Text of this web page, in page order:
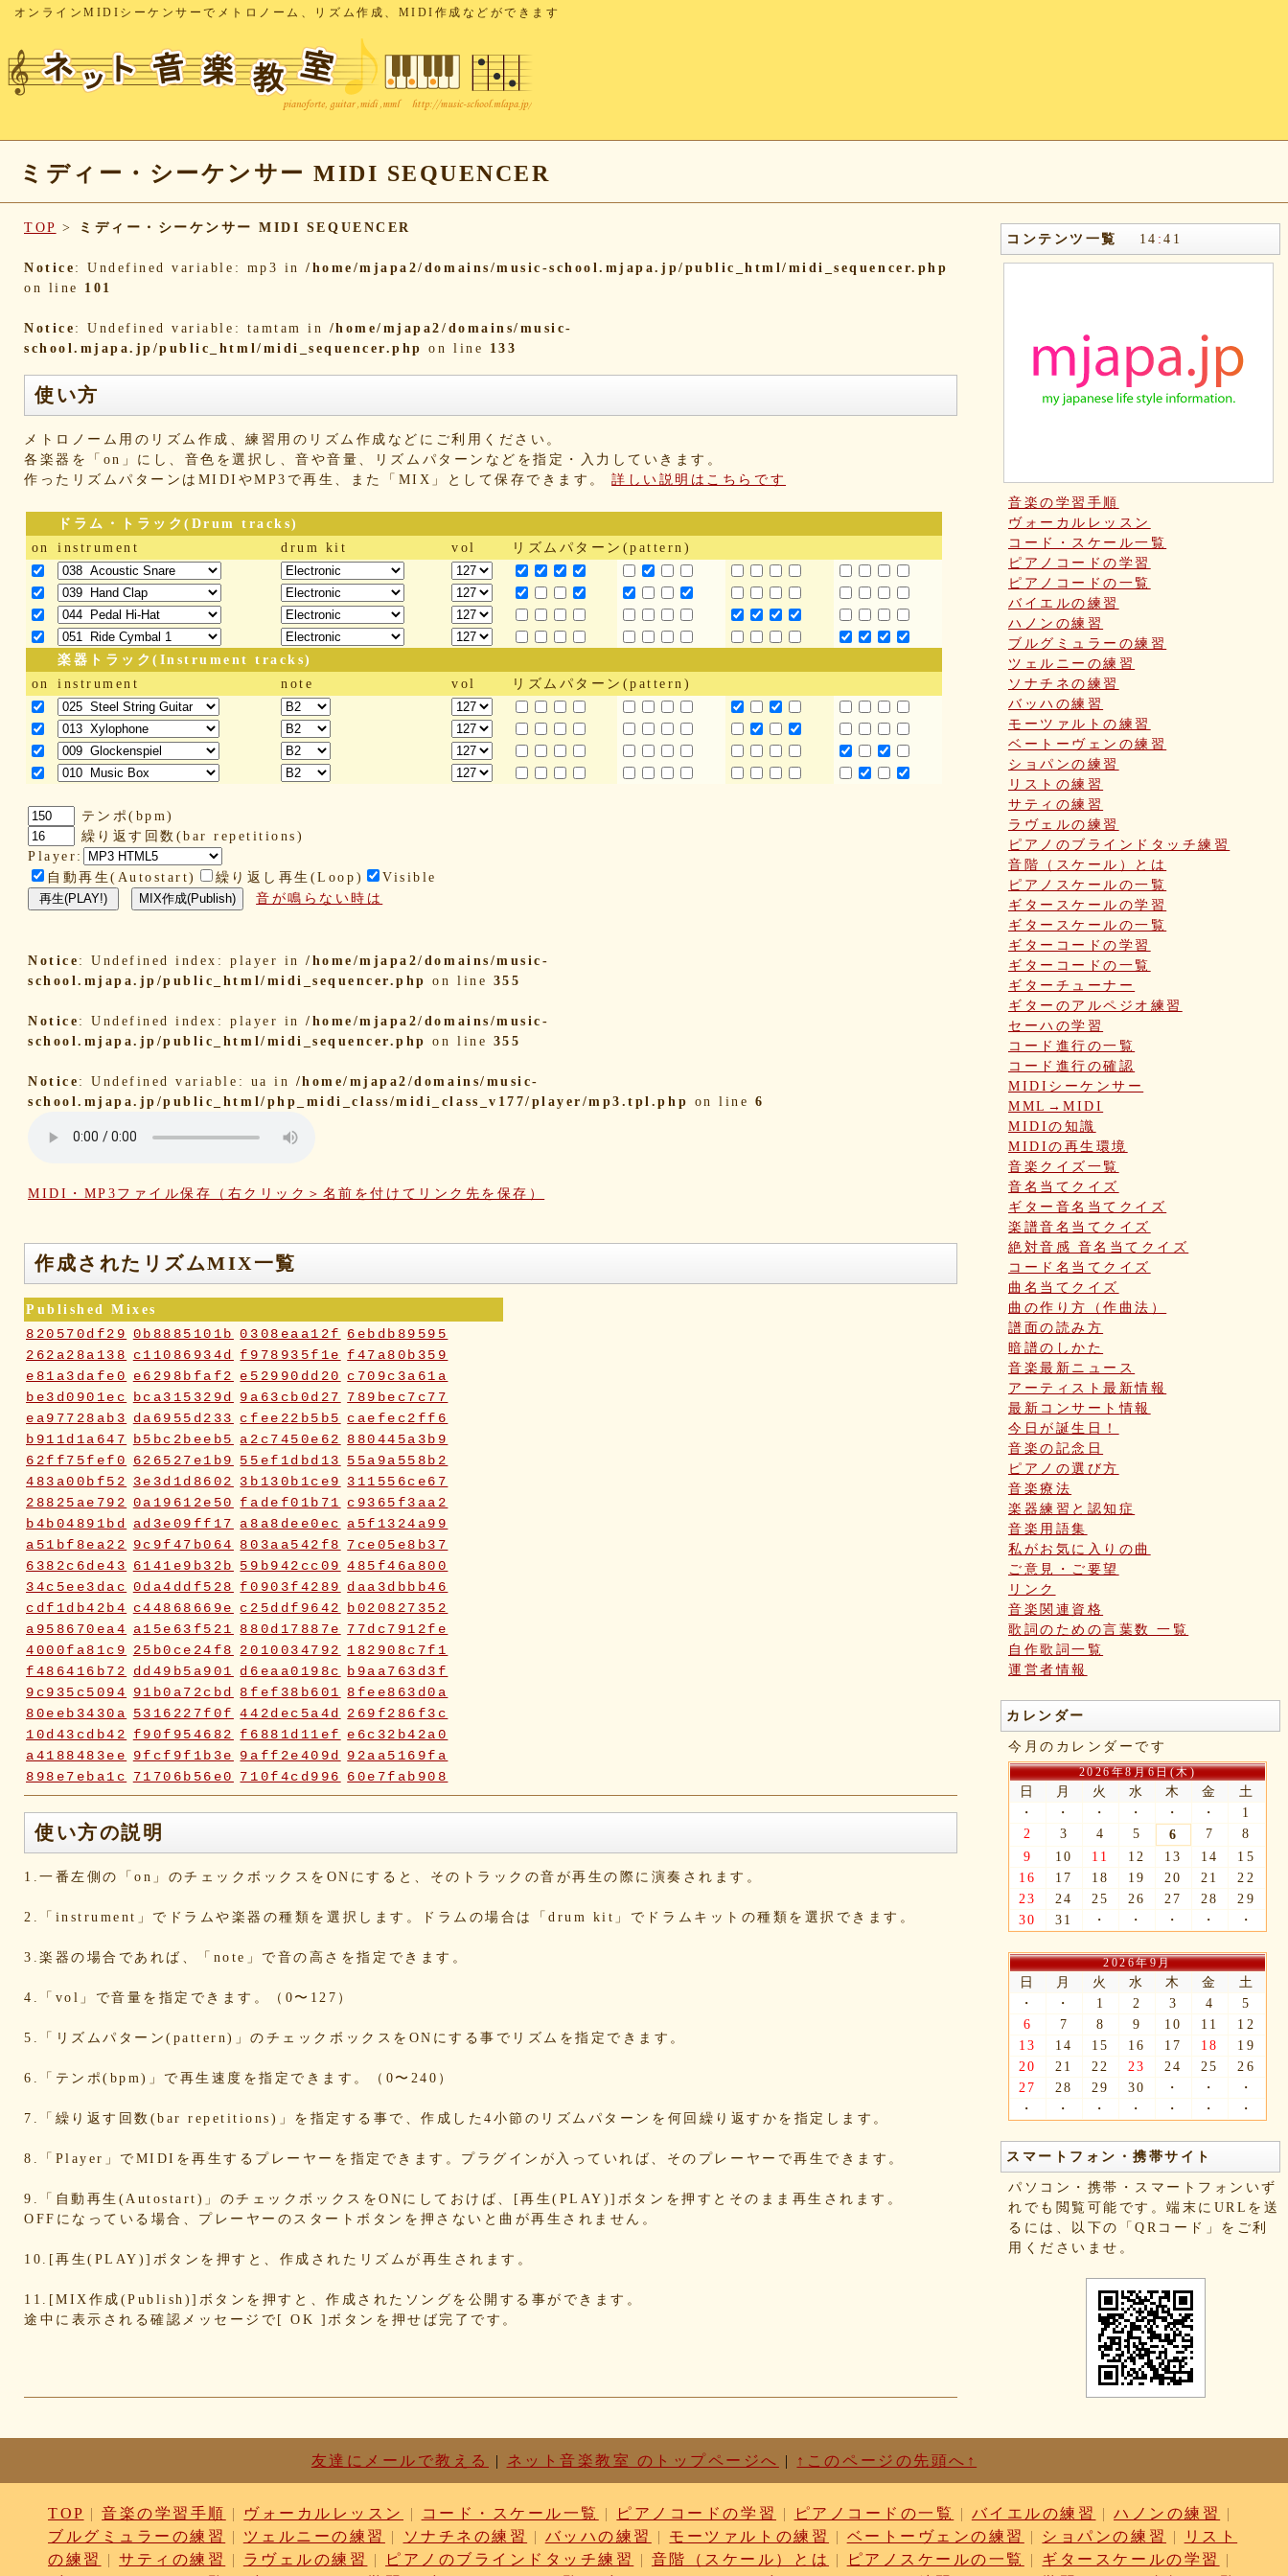
オンラインMIDIシーケンサーでメトロノーム、リズム作成、MIDI作成などができます
ミディー・シーケンサー MIDI SEQUENCER
TOP > ミディー・シーケンサー MIDI SEQUENCER
Notice : Undefined variable: mp3 in/home/mjapa2/domains/music-school.mjapa.jp/public_html/midi_sequencer.php
on line 101
Notice : Undefined variable: tamtam in /home/mjapa2/domains/music-
school.mjapa.jp/public_html/midi_sequencer.php on line 133
使い方
メトロノーム用のリズム作成、練習用のリズム作成などにご利用ください。
各楽器を「on」にし、音色を選択し、音や音量、リズムパターンなどを指定・入力していきます。
作ったリズムパターンはMIDIやMP3で再生、また「MIX」として保存できます。詳しい説明はこちらです
ドラム・トラック(Drum tracks)
on
instrument drum kit vol リズムパターン(pattern)
楽器トラック(Instrument tracks)
on
instrument note vol リズムパターン(pattern)
テンポ(bpm)
繰り返す回数(bar repetitions)
Player:
自動再生(Autostart)
繰り返し再生(Loop)
Visible
音が鳴らない時は
Notice : Undefined index: player in/home/mjapa2/domains/music-
school.mjapa.jp/public_html/midi_sequencer.php on line 355
Notice : Undefined index: player in/home/mjapa2/domains/music-
school.mjapa.jp/public_html/midi_sequencer.php on line 355
Notice : Undefined variable: ua in /home/mjapa2/domains/music-
school.mjapa.jp/public_html/php_midi_class/midi_class_v177/player/mp3.tpl.php on line 6
MIDI・MP3ファイル保存（右クリック＞名前を付けてリンク先を保存）
作成されたリズムMIX一覧
Published Mixes
820570df29 0b8885101b 0308eaa12f
6ebdb89595
262a28a138
c11086934d f978935f1e
f47a80b359
e81a3dafe0
e6298bfaf2 e52990dd20
c709c3a61a
be3d0901ec
bca315329d 9a63cb0d27
789bec7c77
ea97728ab3
da6955d233 cfee22b5b5
caefec2ff6
b911d1a647
b5bc2beeb5 a2c7450e62
880445a3b9
62ff75fef0
626527e1b9 55ef1dbd13
55a9a558b2
483a00bf52
3e3d1d8602 3b130b1ce9
311556ce67
28825ae792 0a19612e50 fadef01b71
c9365f3aa2
b4b04891bd
ad3e09ff17 a8a8dee0ec
a5f1324a99
a51bf8ea22
9c9f47b064 803aa542f8
7ce05e8b37
6382c6de43
6141e9b32b 59b942cc09 485f46a800
34c5ee3dac 0da4ddf528 f0903f4289
daa3dbbb46
cdf1db42b4
c44868669e c25ddf9642
b020827352
a958670ea4
a15e63f521 880d17887e
77dc7912fe
4000fa81c9
25b0ce24f8 2010034792
182908c7f1
f486416b72
dd49b5a901 d6eaa0198c
b9aa763d3f
9c935c5094
91b0a72cbd 8fef38b601
8fee863d0a
80eeb3430a
5316227f0f 442dec5a4d
269f286f3c
10d43cdb42
f90f954682 f6881d11ef
e6c32b42a0
a4188483ee
9fcf9f1b3e 9aff2e409d
92aa5169fa
898e7eba1c
71706b56e0 710f4cd996
60e7fab908
2fc2817e70 2fbd748ca9 2bc2c23116 18ae976a5f
0a5c7d06ca
072e6fe598
d6a569fc0b cd3dccbd2e
9519718cc1 8dbfbb62db 80769b257d
66befeb510
eb3fa731cd ca1398119b c8cb07711a ba23f8e41e
0ec360312d faa9413074 edf12ab6c3
dee16d27c4
b5b6539562
9fcce57df6 8b24beae51
856c39952d
8288cef79d 4c796286c6
1568abddff
0de2e30836 02998e587d
d5377cd92c
9ef6ebcac2 99ce8a767d 924d9cb69e 924420a7a3
5e80ad5293 5095988ef6 4b7930b4d0 2038b53613
d836b49a9d d76a3e8c23 b9fed15d2b
b38ab1d1b8
a01087c2be 83d205db59 8058ee16b9 6709558878
49f63675b9 15ebcaa807 f447739453
f1c0d3dc34
b0ebace0d4 aa7f949dad a558c898d9 6c1bd04085
e186dc0158 d654560420 c7b6a2d824 c2d4263ad3
b6a3ebae49
a1d5a5a815 8e583fa566 7ad1494187
a0d1cb27ad 89e6983403
6b9f362c23 4e887b24b9
d10d20337c bc4e86d124 a86454d5af
a21fbd24dc
8ea728273f
77fab01bea 73468471cf 086bf9fcae
f839ea6eb8 f59ab6f876 d4f92dc6f9
c81b0593c1
使い方の説明
1.一番左側の「on」のチェックボックスをONにすると、そのトラックの音が再生の際に演奏されます。
2.「instrument」でドラムや楽器の種類を選択します。ドラムの場合は「drum kit」でドラムキットの種類を選択できます。
3.楽器の場合であれば、「note」で音の高さを指定できます。
4.「vol」で音量を指定できます。（0〜127）
5.「リズムパターン(pattern)」のチェックボックスをONにする事でリズムを指定できます。
6.「テンポ(bpm)」で再生速度を指定できます。（0〜240）
7.「繰り返す回数(bar repetitions)」を指定する事で、作成した4小節のリズムパターンを何回繰り返すかを指定します。
8.「Player」でMIDIを再生するプレーヤーを指定できます。プラグインが入っていれば、そのプレーヤーで再生できます。
9.「自動再生(Autostart)」のチェックボックスをONにしておけば、[再生(PLAY)]ボタンを押すとそのまま再生されます。
OFFになっている場合、プレーヤーのスタートボタンを押さないと曲が再生されません。
10.[再生(PLAY)]ボタンを押すと、作成されたリズムが再生されます。
11.[MIX作成(Publish)]ボタンを押すと、作成されたソングを公開する事ができます。
途中に表示される確認メッセージで[ OK ]ボタンを押せば完了です。
コンテンツ一覧 14 :41
音楽の学習手順
ヴォーカルレッスン
コード・スケール一覧
ピアノコードの学習
ピアノコードの一覧
バイエルの練習
ハノンの練習
ブルグミュラーの練習
ツェルニーの練習
ソナチネの練習
バッハの練習
モーツァルトの練習
ベートーヴェンの練習
ショパンの練習
リストの練習
サティの練習
ラヴェルの練習
ピアノのブラインドタッチ練習
音階（スケール）とは
ピアノスケールの一覧
ギタースケールの学習
ギタースケールの一覧
ギターコードの学習
ギターコードの一覧
ギターチューナー
ギターのアルペジオ練習
セーハの学習
コード進行の一覧
コード進行の確認
MIDIシーケンサー
MML→MIDI
MIDIの知識
MIDIの再生環境
音楽クイズ一覧
音名当てクイズ
ギター音名当てクイズ
楽譜音名当てクイズ
絶対音感 音名当てクイズ
コード名当てクイズ
曲名当てクイズ
曲の作り方（作曲法）
譜面の読み方
暗譜のしかた
音楽最新ニュース
アーティスト最新情報
最新コンサート情報
今日が誕生日！
音楽の記念日
ピアノの選び方
音楽療法
楽器練習と認知症
音楽用語集
私がお気に入りの曲
ご意見・ご要望
リンク
音楽関連資格
歌詞のための言葉数 一覧
自作歌詞一覧
運営者情報
カレンダー
今月のカレンダーです
2026年8月6日(木)
日 月 火 水 木 金
土
・
・ ・ ・ ・ ・
1
2
3 4 5 6 7
8
9
10 11 12 13 14
15
16
17 18 19 20 21
22
23
24 25 26 27 28
29
30
31 ・ ・ ・ ・ ・
2026年9月
日 月 火 水 木 金
土
・
・ 1 2 3 4
5
6
7 8 9 10 11
12
13
14 15 16 17 18
19
20
21 22 23 24 25
26
27
28 29 30 ・ ・
・
・
・ ・ ・ ・ ・ ・
スマートフォン・携帯サイト
パソコン・携帯・スマートフォンいず
れでも閲覧可能です。端末にURLを送
るには、以下の「QRコード」をご利
用くださいませ。
友達にメールで教える | ネット音楽教室 のトップページへ | ↑このページの先頭へ↑
TOP |音楽の学習手順 | ヴォーカルレッスン | コード・スケール一覧 | ピアノコードの学習 | ピアノコードの一覧 | バイエルの練習 |ハノンの練習
|
ブルグミュラーの練習
| ツェルニーの練習 | ソナチネの練習 | バッハの練習 | モーツァルトの練習 | ベートーヴェンの練習 | ショパンの練習 |
リスト
の練習
|サティの練習 | ラヴェルの練習 | ピアノのブラインドタッチ練習 | 音階（スケール）とは | ピアノスケールの一覧 | ギタースケールの学習
|